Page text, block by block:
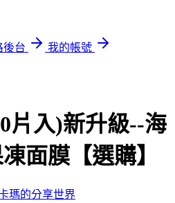
後台
我的帳號
片入)新升級--海
面膜【選購】
瑪的分享世界